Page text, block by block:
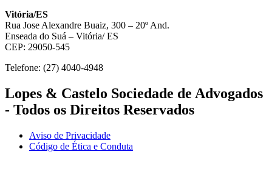
Vitória/ES
Rua Jose Alexandre Buaiz, 300 – 20º And.
Enseada do Suá – Vitória/ ES
CEP: 29050-545
Telefone: (27) 4040-4948
Lopes & Castelo Sociedade de Advogados
- Todos os Direitos Reservados
Aviso de Privacidade
Código de Ética e Conduta